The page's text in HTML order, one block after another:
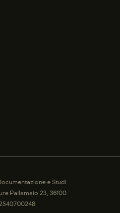
e Studi
Pallamaio 23, 36100